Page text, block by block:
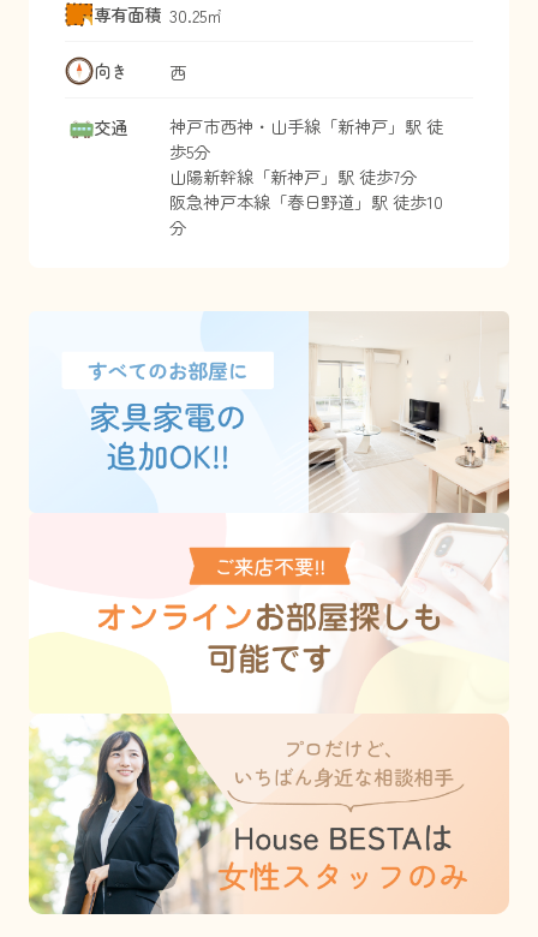
専有面積 30.25㎡
向き 西
交通 神戸市西神・山手線「新神戸」駅 徒
歩5分
山陽新幹線「新神戸」駅 徒歩7分
阪急神戸本線「春日野道」駅 徒歩10
分